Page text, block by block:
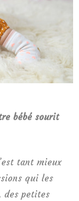
bébé sourit
tant mieux
qui les
des petites